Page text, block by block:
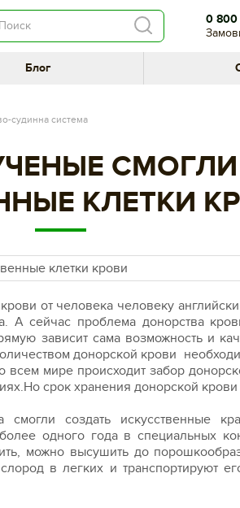
0 800
Блог
судинна система
КЛЕТКИ
от человека человеку
А сейчас проблема донорства
зависит сама возможность и
донорской крови
мире происходит забор
срок хранения донорской
создать искусственные
одного года в специальных
можно высушить до
в легких и транспортируют